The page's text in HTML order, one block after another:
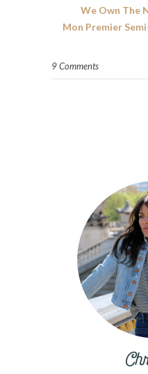
We Own The
Mon Premier
9 Comments